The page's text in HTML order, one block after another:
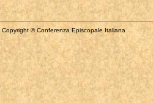
Copyright © Conferenza Episcopale Italiana